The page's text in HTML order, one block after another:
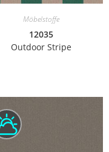
Möbelstoffe
12035
Outdoor Stripe